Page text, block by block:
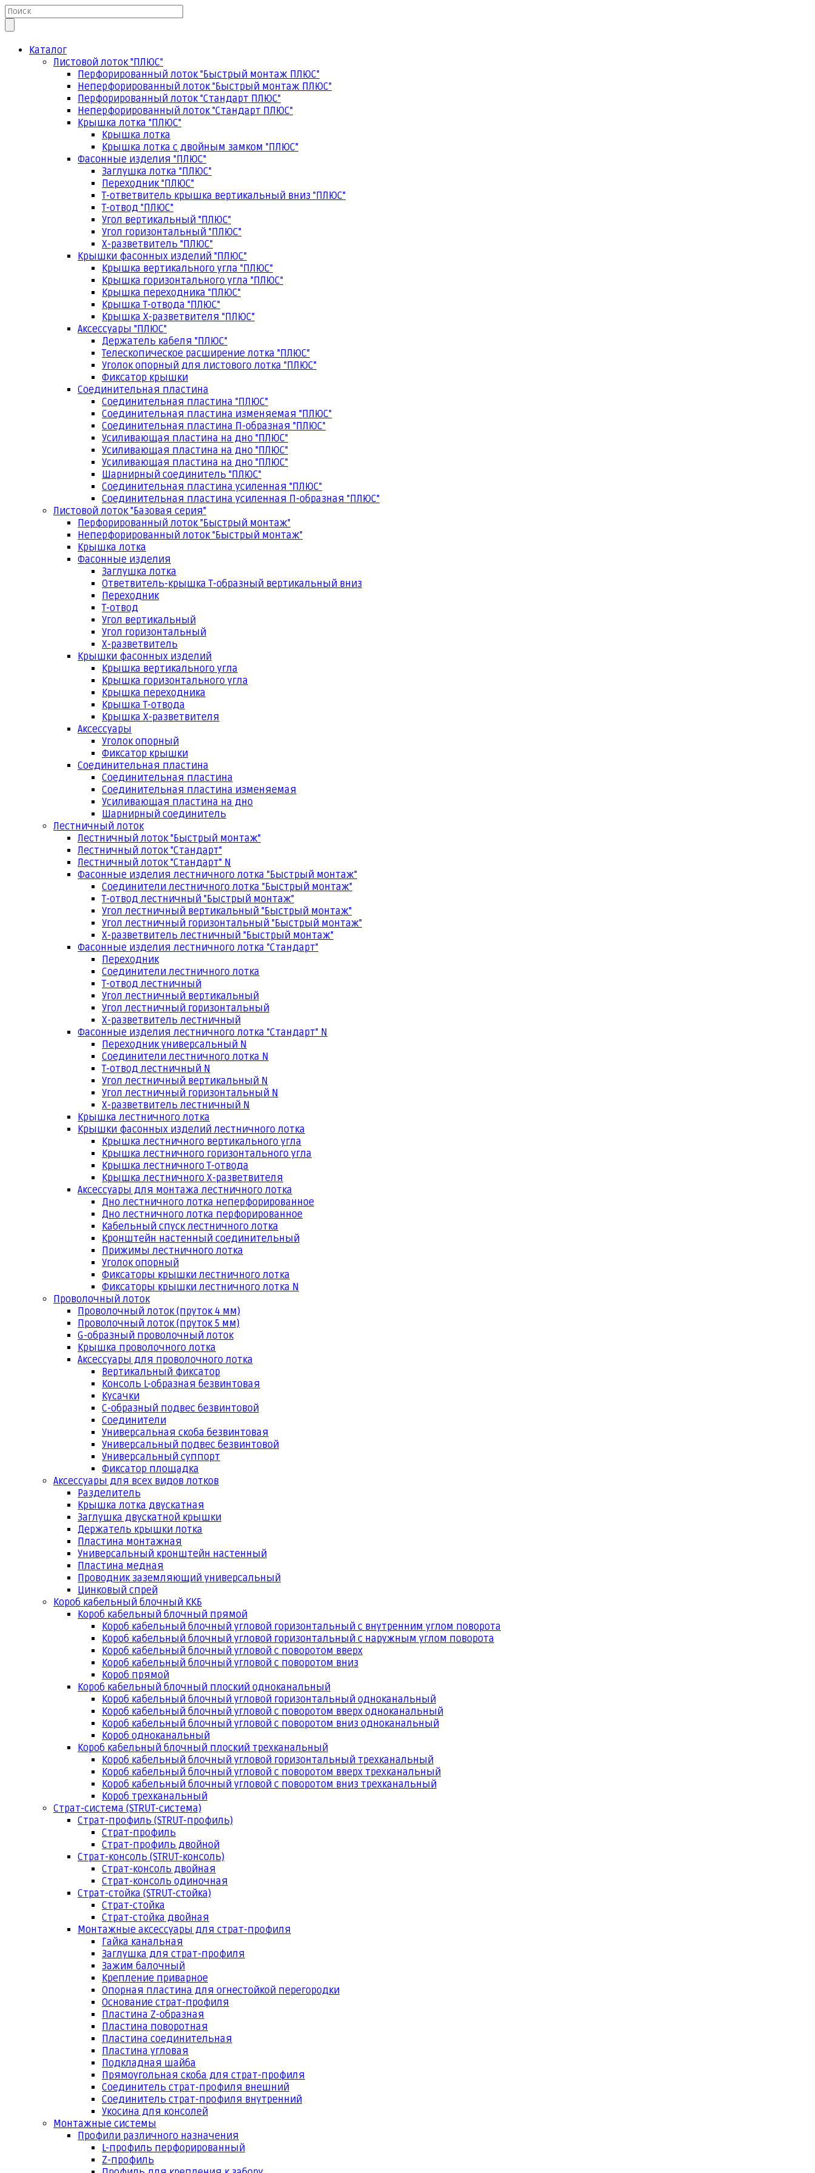
Каталог
Листовой лоток "ПЛЮС"
Перфорированный лоток "Быстрый монтаж ПЛЮС"
Неперфорированный лоток "Быстрый монтаж ПЛЮС"
Перфорированный лоток "Стандарт ПЛЮС"
Неперфорированный лоток "Стандарт ПЛЮС"
Крышка лотка "ПЛЮС"
Крышка лотка
Крышка лотка с двойным замком "ПЛЮС"
Фасонные изделия "ПЛЮС"
Заглушка лотка "ПЛЮС"
Переходник "ПЛЮС"
Т-ответвитель крышка вертикальный вниз "ПЛЮС"
Т-отвод "ПЛЮС"
Угол вертикальный "ПЛЮС"
Угол горизонтальный "ПЛЮС"
Х-разветвитель "ПЛЮС"
Крышки фасонных изделий "ПЛЮС"
Крышка вертикального угла "ПЛЮС"
Крышка горизонтального угла "ПЛЮС"
Крышка переходника "ПЛЮС"
Крышка Т-отвода "ПЛЮС"
Крышка Х-разветвителя "ПЛЮС"
Аксессуары "ПЛЮС"
Держатель кабеля "ПЛЮС"
Телескопическое расширение лотка "ПЛЮС"
Уголок опорный для листового лотка "ПЛЮС"
Фиксатор крышки
Соединительная пластина
Соединительная пластина "ПЛЮС"
Соединительная пластина изменяемая "ПЛЮС"
Соединительная пластина П-образная "ПЛЮС"
Усиливающая пластина на дно "ПЛЮС"
Усиливающая пластина на дно "ПЛЮС"
Усиливающая пластина на дно "ПЛЮС"
Шарнирный соединитель "ПЛЮС"
Соединительная пластина усиленная "ПЛЮС"
Соединительная пластина усиленная П-образная "ПЛЮС"
Листовой лоток "Базовая серия"
Перфорированный лоток "Быстрый монтаж"
Неперфорированный лоток "Быстрый монтаж"
Крышка лотка
Фасонные изделия
Заглушка лотка
Ответвитель-крышка Т-образный вертикальный вниз
Переходник
Т-отвод
Угол вертикальный
Угол горизонтальный
Х-разветвитель
Крышки фасонных изделий
Крышка вертикального угла
Крышка горизонтального угла
Крышка переходника
Крышка Т-отвода
Крышка Х-разветвителя
Аксессуары
Уголок опорный
Фиксатор крышки
Соединительная пластина
Соединительная пластина
Соединительная пластина изменяемая
Усиливающая пластина на дно
Шарнирный соединитель
Лестничный лоток
Лестничный лоток "Быстрый монтаж"
Лестничный лоток "Стандарт"
Лестничный лоток "Стандарт" N
Фасонные изделия лестничного лотка "Быстрый монтаж"
Соединители лестничного лотка "Быстрый монтаж"
Т-отвод лестничный "Быстрый монтаж"
Угол лестничный вертикальный "Быстрый монтаж"
Угол лестничный горизонтальный "Быстрый монтаж"
Х-разветвитель лестничный "Быстрый монтаж"
Фасонные изделия лестничного лотка "Стандарт"
Переходник
Соединители лестничного лотка
Т-отвод лестничный
Угол лестничный вертикальный
Угол лестничный горизонтальный
Х-разветвитель лестничный
Фасонные изделия лестничного лотка "Стандарт" N
Переходник универсальный N
Соединители лестничного лотка N
Т-отвод лестничный N
Угол лестничный вертикальный N
Угол лестничный горизонтальный N
Х-разветвитель лестничный N
Крышка лестничного лотка
Крышки фасонных изделий лестничного лотка
Крышка лестничного вертикального угла
Крышка лестничного горизонтального угла
Крышка лестничного Т-отвода
Крышка лестничного Х-разветвителя
Аксессуары для монтажа лестничного лотка
Дно лестничного лотка неперфорированное
Дно лестничного лотка перфорированное
Кабельный спуск лестничного лотка
Кронштейн настенный соединительный
Прижимы лестничного лотка
Уголок опорный
Фиксаторы крышки лестничного лотка
Фиксаторы крышки лестничного лотка N
Проволочный лоток
Проволочный лоток (пруток 4 мм)
Проволочный лоток (пруток 5 мм)
G-образный проволочный лоток
Крышка проволочного лотка
Аксессуары для проволочного лотка
Вертикальный фиксатор
Консоль L-образная безвинтовая
Кусачки
С-образный подвес безвинтовой
Соединители
Универсальная скоба безвинтовая
Универсальный подвес безвинтовой
Универсальный суппорт
Фиксатор площадка
Аксессуары для всех видов лотков
Разделитель
Крышка лотка двускатная
Заглушка двускатной крышки
Держатель крышки лотка
Пластина монтажная
Универсальный кронштейн настенный
Пластина медная
Проводник заземляющий универсальный
Цинковый спрей
Короб кабельный блочный ККБ
Короб кабельный блочный прямой
Короб кабельный блочный угловой горизонтальный с внутренним углом поворота
Короб кабельный блочный угловой горизонтальный с наружным углом поворота
Короб кабельный блочный угловой с поворотом вверх
Короб кабельный блочный угловой с поворотом вниз
Короб прямой
Короб кабельный блочный плоский одноканальный
Короб кабельный блочный угловой горизонтальный одноканальный
Короб кабельный блочный угловой с поворотом вверх одноканальный
Короб кабельный блочный угловой с поворотом вниз одноканальный
Короб одноканальный
Короб кабельный блочный плоский трехканальный
Короб кабельный блочный угловой горизонтальный трехканальный
Короб кабельный блочный угловой с поворотом вверх трехканальный
Короб кабельный блочный угловой с поворотом вниз трехканальный
Короб трехканальный
Страт-система (STRUT-система)
Страт-профиль (STRUT-профиль)
Страт-профиль
Страт-профиль двойной
Страт-консоль (STRUT-консоль)
Страт-консоль двойная
Страт-консоль одиночная
Страт-стойка (STRUT-стойка)
Страт-стойка
Страт-стойка двойная
Монтажные аксессуары для страт-профиля
Гайка канальная
Заглушка для страт-профиля
Зажим балочный
Крепление приварное
Опорная пластина для огнестойкой перегородки
Основание страт-профиля
Пластина Z-образная
Пластина поворотная
Пластина соединительная
Пластина угловая
Подкладная шайба
Прямоугольная скоба для страт-профиля
Соединитель страт-профиля внешний
Соединитель страт-профиля внутренний
Укосина для консолей
Монтажные системы
Профили различного назначения
L-профиль перфорированный
Z-профиль